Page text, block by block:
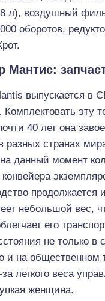
л), воздушный
оборотов,
Мантис:
выпускается в
эту
40 лет она
разных странах
данный момент
продолжается
небольшой вес,
его
не только в
и на общественном
легкого веса
женщина.